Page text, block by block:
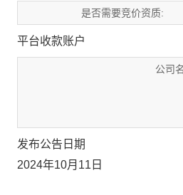
是否需要竞价资质:
平台收款账户
公司
发布公告日期
2024年10月11日